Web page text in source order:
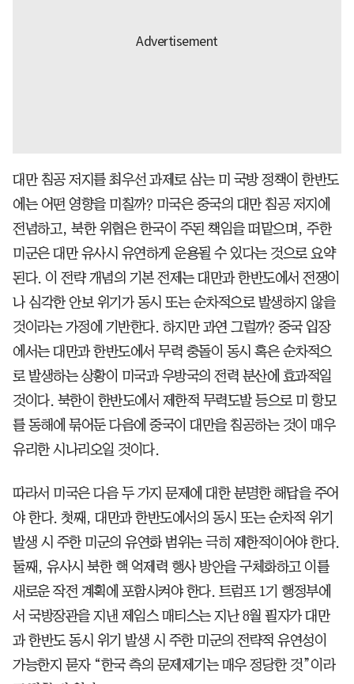
대만 침공 저지를 최우선 과제로 삼는 미 국방 정책이 한반도
에는 어떤 영향을 미칠까? 미국은 중국의 대만 침공 저지에
전념하고, 북한 위협은 한국이 주된 책임을 떠맡으며, 주한
미군은 대만 유사시 유연하게 운용될 수 있다는 것으로 요약
된다. 이 전략 개념의 기본 전제는 대만과 한반도에서 전쟁이
나 심각한 안보 위기가 동시 또는 순차적으로 발생하지 않을
것이라는 가정에 기반한다. 하지만 과연 그럴까? 중국 입장
에서는 대만과 한반도에서 무력 충돌이 동시 혹은 순차적으
로 발생하는 상황이 미국과 우방국의 전력 분산에 효과적일
것이다. 북한이 한반도에서 제한적 무력도발 등으로 미 항모
를 동해에 묶어둔 다음에 중국이 대만을 침공하는 것이 매우
유리한 시나리오일 것이다.
따라서 미국은 다음 두 가지 문제에 대한 분명한 해답을 주어
야 한다. 첫째, 대만과 한반도에서의 동시 또는 순차적 위기
발생 시 주한 미군의 유연화 범위는 극히 제한적이어야 한다.
둘째, 유사시 북한 핵 억제력 행사 방안을 구체화하고 이를
새로운 작전 계획에 포함시켜야 한다. 트럼프 1기 행정부에
서 국방장관을 지낸 제임스 매티스는 지난 8월 필자가 대만
과 한반도 동시 위기 발생 시 주한 미군의 전략적 유연성이
가능한지 묻자 “한국 측의 문제제기는 매우 정당한 것”이라